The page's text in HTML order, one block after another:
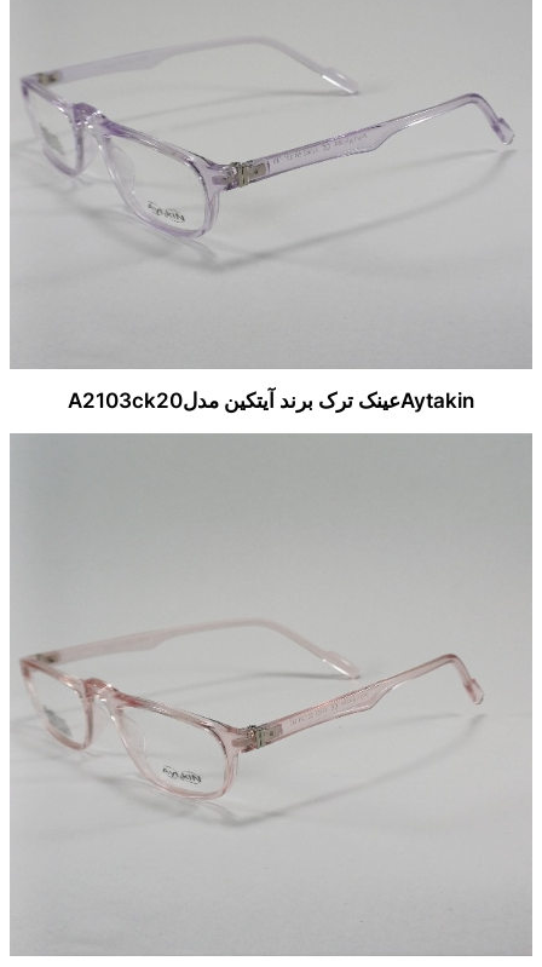
Aytakinعینک ترک برند آیتکین مدلA2103ck20